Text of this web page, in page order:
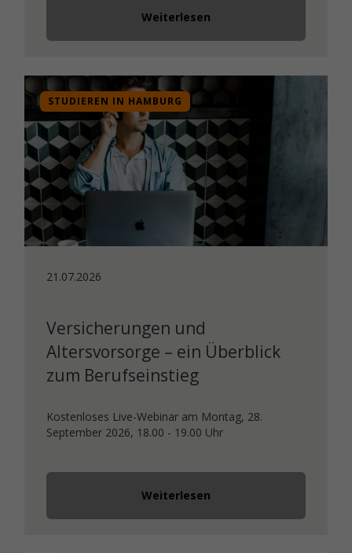
Weiterlesen
STUDIEREN IN HAMBURG
21.07.2026
Versicherungen und
Altersvorsorge – ein Überblick
zum Berufseinstieg
Kostenloses Live-Webinar am Montag, 28.
September 2026, 18.00 - 19.00 Uhr
Weiterlesen